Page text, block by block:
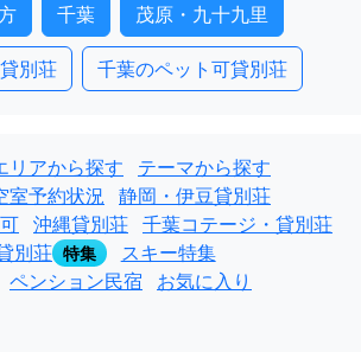
千葉 茂原・九十九里
別荘 千葉のペット可貸別荘
リアから探す
テーマから探す
室予約状況 静岡・伊豆貸別荘
沖縄貸別荘 千葉コテージ・貸別荘
別荘 特集
スキー特集
ペンション民宿 お気に入り